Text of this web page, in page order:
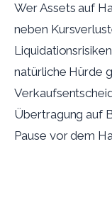
Wer Assets auf
neben
natürliche Hürde
Übertragung auf
Pause vor dem